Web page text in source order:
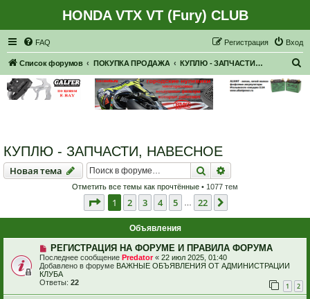
HONDA VTX VT (Fury) CLUB
FAQ Вход
Регистрация
Список форумов ПОКУПКА ПРОДАЖА КУПЛЮ - ЗАПЧАСТИ, НАВЕСНОЕ
КУПЛЮ - ЗАПЧАСТИ, НАВЕСНОЕ
Новая тема
Новаятема Поиск
Отметить все темы как прочтённые • 1077 тем
Страница из 22
1 2 3 4 5 22
Объявления
РЕГИСТРАЦИЯ НА ФОРУМЕ И ПРАВИЛА ФОРУМА
Последнее сообщение Predator« 22 июл 2025, 01:40
Добавлено в форуме ВАЖНЫЕ ОБЪЯВЛЕНИЯ ОТ АДМИНИСТРАЦИИ
КЛУБА
Ответы: 22 1 2